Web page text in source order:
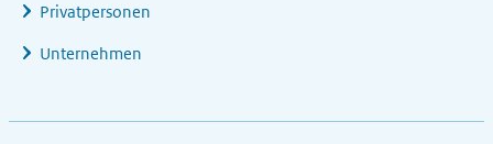
Privatpersonen
Unternehmen